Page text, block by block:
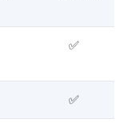
✅
✅